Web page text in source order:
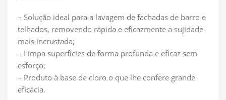
– Solução ideal para a lavagem de fachadas de barro e
telhados, removendo rápida e eficazmente a sujidade
mais incrustada;
– Limpa superfícies de forma profunda e eficaz sem
esforço;
– Produto à base de cloro o que lhe confere grande
eficácia.